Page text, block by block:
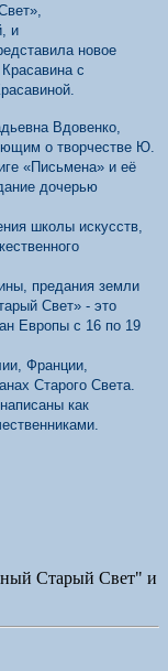
и
новое
с
Вдовенко,
о творчестве Ю.
«Письмена» и её
дочерью
школы искусств,
предания земли
Свет» - это
Европы с 16 по 19
Франции,
Старого Света.
как
Старый Свет" и